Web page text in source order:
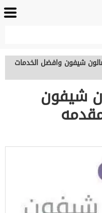
شيفون وافضل الخدمات
شيفون